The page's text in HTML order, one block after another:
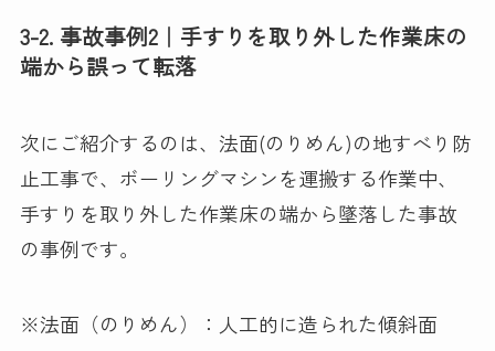
3-2. 事故事例2｜手すりを取り外した作業床の
端から誤って転落
次にご紹介するのは、法面(のりめん)の地すべり防
止工事で、ボーリングマシンを運搬する作業中、
手すりを取り外した作業床の端から墜落した事故
の事例です。
※法面（のりめん）：人工的に造られた傾斜面